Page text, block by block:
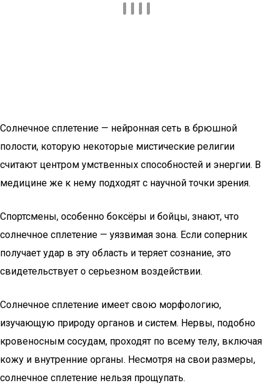
Солнечное сплетение — нейронная сеть в брюшной
полости, которую некоторые мистические религии
считают центром умственных способностей и энергии. В
медицине же к нему подходят с научной точки зрения.
Спортсмены, особенно боксёры и бойцы, знают, что
солнечное сплетение — уязвимая зона. Если соперник
получает удар в эту область и теряет сознание, это
свидетельствует о серьезном воздействии.
Солнечное сплетение имеет свою морфологию,
изучающую природу органов и систем. Нервы, подобно
кровеносным сосудам, проходят по всему телу, включая
кожу и внутренние органы. Несмотря на свои размеры,
солнечное сплетение нельзя прощупать.